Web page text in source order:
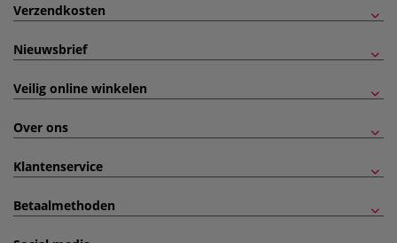
Verzendkosten
Nieuwsbrief
Veilig online winkelen
Over ons
Klantenservice
Betaalmethoden